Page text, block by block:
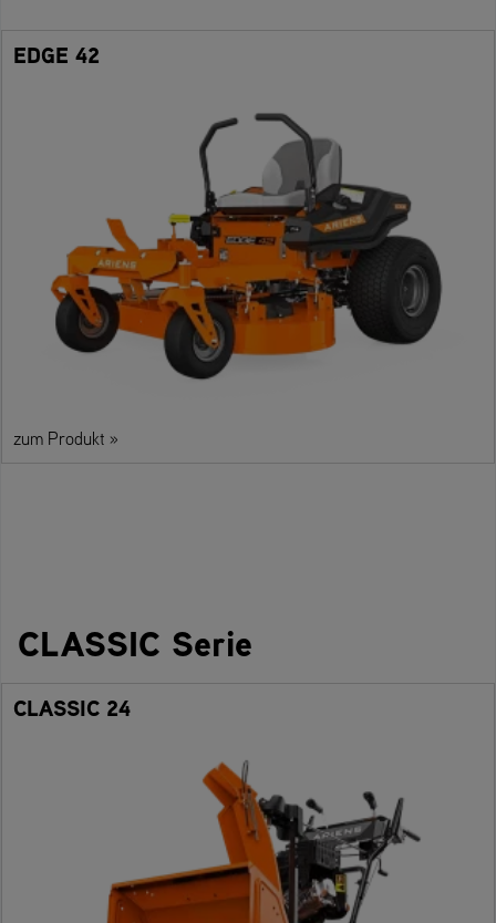
EDGE 42
zum Produkt »
CLASSIC Serie
CLASSIC 24